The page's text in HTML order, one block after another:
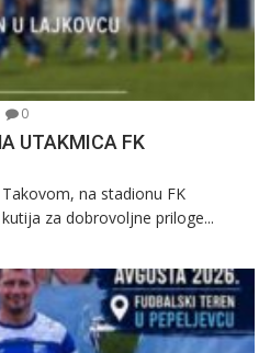
0
UTAKMICA FK
na stadionu FK
za dobrovoljne priloge...